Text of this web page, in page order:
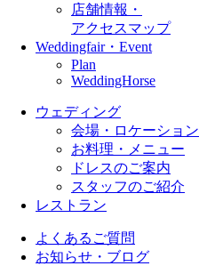
店舗情報・
アクセスマップ
Weddingfair・Event
Plan
WeddingHorse
ウェディング
会場・ロケーション
お料理・メニュー
ドレスのご案内
スタッフのご紹介
レストラン
よくあるご質問
お知らせ・ブログ